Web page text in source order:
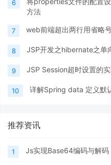
6
方法
7 web前端超出两行用省略
8 JSP开发之hibernate之单
9 JSP Session超时设置的
10 详解Spring data 定义默
推荐资讯
1 Js实现Base64编码与解码